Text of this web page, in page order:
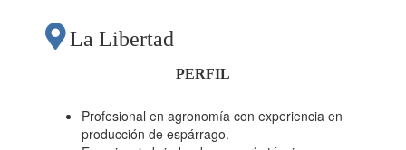
La Libertad
PERFIL
Profesional en agronomía con experiencia en
producción de espárrago.